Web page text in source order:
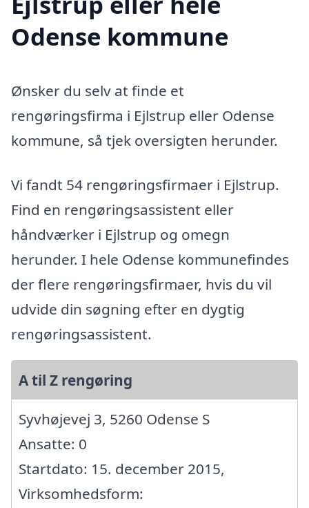
Odense kommune
Ønsker du selv at finde et
rengøringsfirma i Ejlstrup eller Odense
kommune, så tjek oversigten herunder.
Vi fandt 54 rengøringsfirmaer i Ejlstrup.
Find en rengøringsassistent eller
håndværker i Ejlstrup og omegn
herunder. I hele Odense kommunefindes
der flere rengøringsfirmaer, hvis du vil
udvide din søgning efter en dygtig
rengøringsassistent.
A til Z rengøring
Syvhøjevej 3, 5260 Odense S
Ansatte: 0
Startdato: 15. december 2015,
Virksomhedsform: